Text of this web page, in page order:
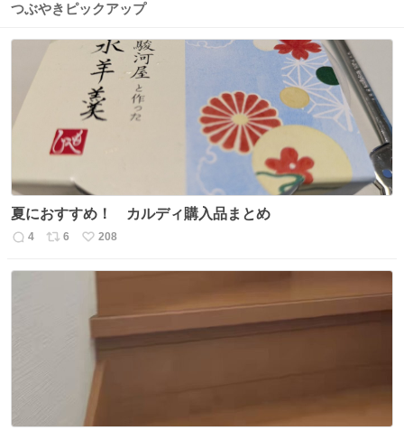
つぶやきピックアップ
夏におすすめ！ カルディ購入品まとめ
返
4
リ
6
い
208